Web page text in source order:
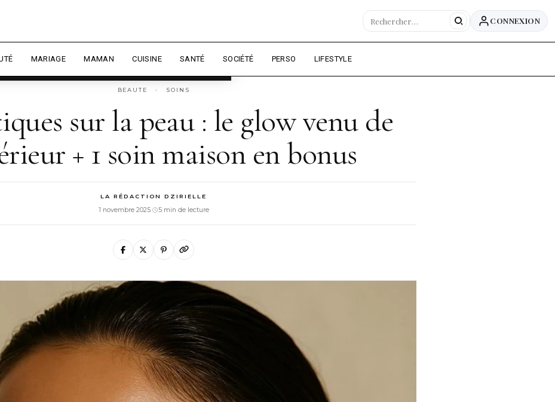
expérience et mesurer l'audience.
Personnaliser
CONNEXION
MARIAGE MAMAN CUISINE SANTÉ SOCIÉTÉ PERSO LIFESTYLE
BEAUTE › SOINS
sur la peau : le glow venu de
+ 1 soin maison en bonus
LA RÉDACTION DZIRIELLE
1 novembre 2025· 5 min de lecture